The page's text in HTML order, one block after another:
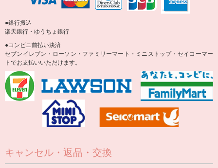
●銀行振込
楽天銀行・ゆうちょ銀行
●コンビニ前払い決済
セブンイレブン・ローソン・ファミリーマート・ミニストップ・セイコーマー
トでお支払いいただけます。
キャンセル・返品・交換